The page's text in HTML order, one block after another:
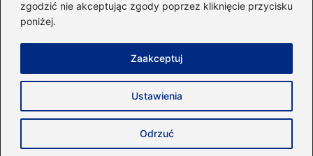
zgodzić nie akceptując zgody poprzez kliknięcie przycisku
poniżej.
Ustawienia
Odrzuć
Zaakceptuj
Suplementy(38)
Copyright © 2026 40minut.pl
Zasady użytkowania
Napisz do nas